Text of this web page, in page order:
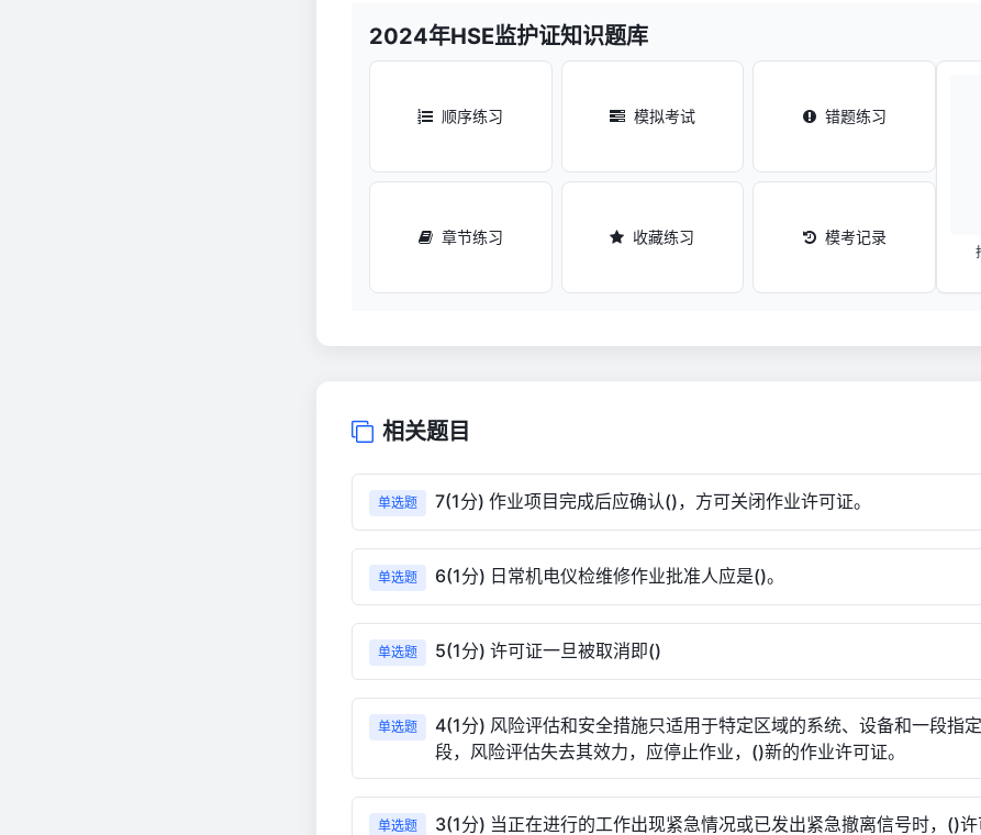
2024年HSE监护证知识题库
顺序练习 模拟考试 错题练习
章节练习 收藏练习 模考记录
相关题目
单选题 7(1分) 作业项目完成后应确认()，方可关闭作业许可证。
单选题 6(1分) 日常机电仪检维修作业批准人应是()。
单选题 5(1分) 许可证一旦被取消即()
单选题
4(1分) 风险评估和安全措施只适用于特定区域的系统、设备和一段指
段，风险评估失去其效力，应停止作业，()新的作业许可证。
单选题
3(1分) 当正在进行的工作出现紧急情况或已发出紧急撤离信号时，()